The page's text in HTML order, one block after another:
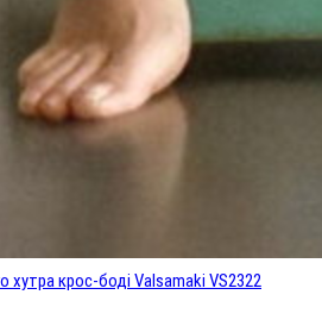
хутра крос-боді Valsamaki VS2322